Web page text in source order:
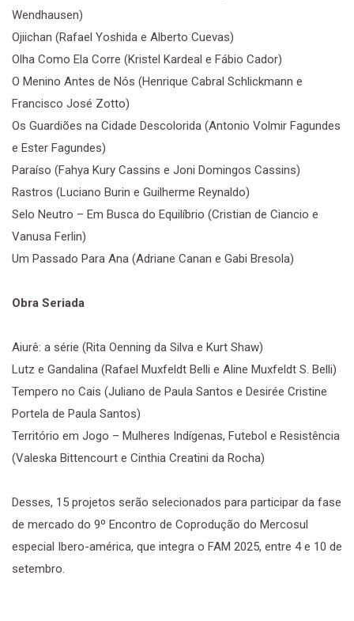
Wendhausen)
Ojiichan (Rafael Yoshida e Alberto Cuevas)
Olha Como Ela Corre (Kristel Kardeal e Fábio Cador)
O Menino Antes de Nós (Henrique Cabral Schlickmann e
Francisco José Zotto)
Os Guardiões na Cidade Descolorida (Antonio Volmir Fagundes
e Ester Fagundes)
Paraíso (Fahya Kury Cassins e Joni Domingos Cassins)
Rastros (Luciano Burin e Guilherme Reynaldo)
Selo Neutro – Em Busca do Equilíbrio (Cristian de Ciancio e
Vanusa Ferlin)
Um Passado Para Ana (Adriane Canan e Gabi Bresola)
Obra Seriada
Aiurê: a série (Rita Oenning da Silva e Kurt Shaw)
Lutz e Gandalina (Rafael Muxfeldt Belli e Aline Muxfeldt S. Belli)
Tempero no Cais (Juliano de Paula Santos e Desirée Cristine
Portela de Paula Santos)
Território em Jogo – Mulheres Indígenas, Futebol e Resistência
(Valeska Bittencourt e Cinthia Creatini da Rocha)
Desses, 15 projetos serão selecionados para participar da fase
de mercado do 9º Encontro de Coprodução do Mercosul
especial Ibero-américa, que integra o FAM 2025, entre 4 e 10 de
setembro.